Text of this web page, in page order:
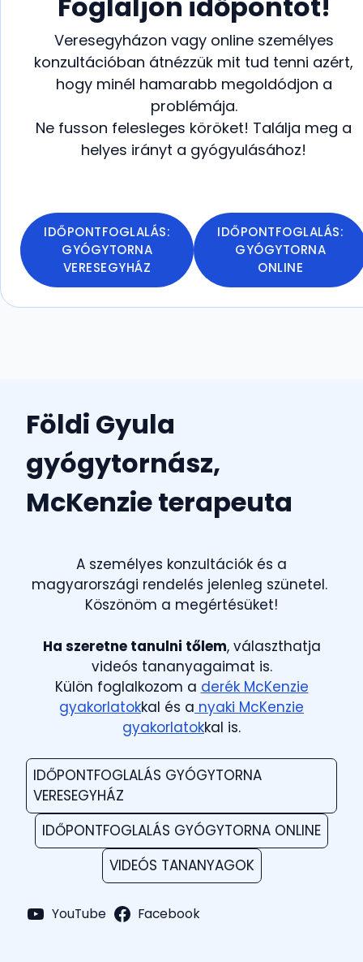
Veresegyházon vagy online személyes
konzultációban átnézzük mit tud tenni azért,
hogy minél hamarabb megoldódjon a
problémája.
Ne fusson felesleges köröket! Találja meg a
helyes irányt a gyógyulásához!
IDŐPONTFOGLALÁS:
GYÓGYTORNA
VERESEGYHÁZ
IDŐPONTFOGLALÁS:
GYÓGYTORNA
ONLINE
Földi Gyula
gyógytornász,
McKenzie terapeuta
A személyes konzultációk és a
magyarországi rendelés jelenleg szünetel.
Köszönöm a megértésüket!
Ha szeretne tanulni tőlem, választhatja
videós tananyagaimat is.
Külön foglalkozom a derék McKenzie
gyakorlatokkal és a nyaki McKenzie
gyakorlatokkal is.
IDŐPONTFOGLALÁS GYÓGYTORNA
VERESEGYHÁZ
IDŐPONTFOGLALÁS GYÓGYTORNA ONLINE
VIDEÓS TANANYAGOK
YouTube Facebook